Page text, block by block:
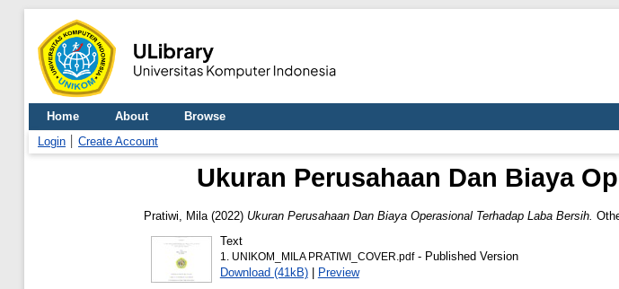
Home About
Browse
Login
Create Account
Ukuran Perusahaan Dan Biaya
Pratiwi, Mila (2022) Ukuran Perusahaan Dan Biaya Operasional Terhadap Laba Bersih.
Text
1. UNIKOM_MILA PRATIWI_COVER.pdf- Published Version
Download (41kB)| Preview